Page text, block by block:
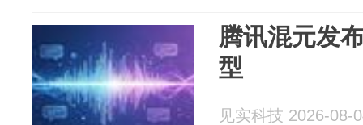
腾讯混元发
型
见实科技 2026-08-